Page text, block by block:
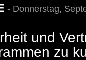
- Donnerstag,
und
zu